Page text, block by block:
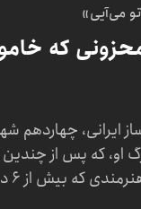
می‌آیی»
که
که پس از چندین
از عمر خود را وقف موسیقی کرد.